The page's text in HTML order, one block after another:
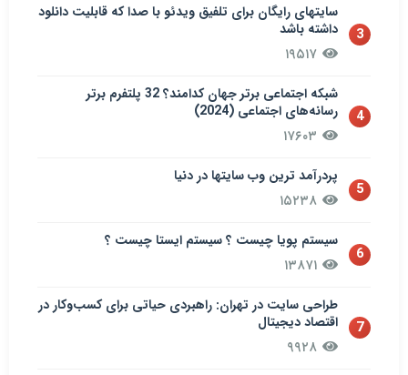
3
سایتهای رایگان برای تلفیق ویدئو با صدا که قابلیت دانلود
داشته باشد
۱۹۵۱۷
4
شبکه اجتماعی برتر جهان کدامند؟ 32 پلتفرم برتر
رسانه‌های اجتماعی (2024)
5
پردرآمد ترین وب سایتها در دنیا
۱۵۲۳۸
6
سيستم پويا چیست ؟ سيستم ایستا چیست ؟
۱۳۸۷۱
7
طراحی سایت در تهران: راهبردی حیاتی برای کسب‌وکار در
اقتصاد دیجیتال
۹۹۲۸